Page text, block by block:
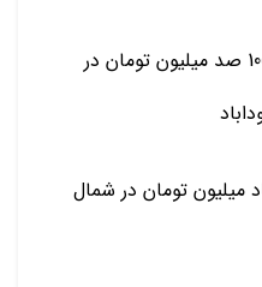
خرید ویلا شهرکی زیر قیمت 100 صد میلیون تومان در
زیر قیمت 80 هشتاد میلیون تومان در شمال